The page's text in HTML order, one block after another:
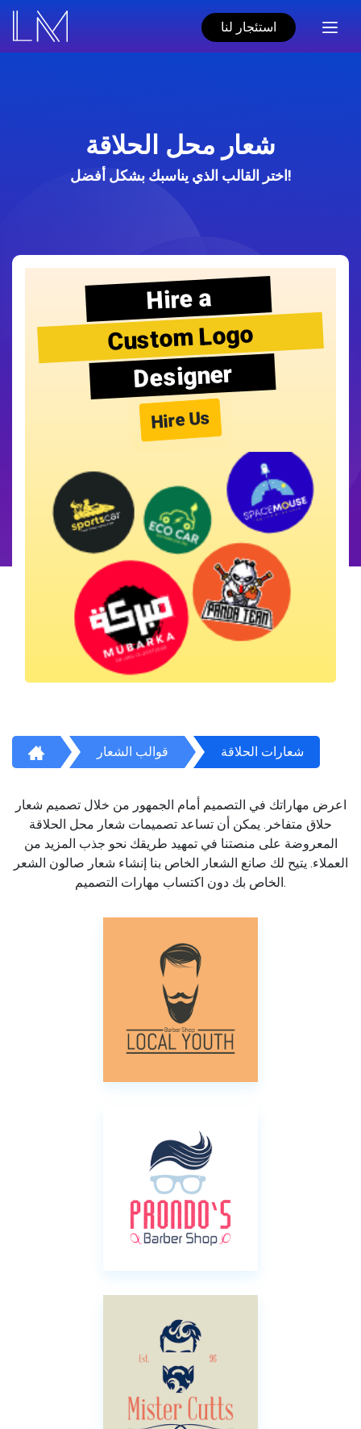
استئجار لنا
شعار محل الحلاقة
اختر القالب الذي يناسبك بشكل أفضل!
Hire a
Custom Logo
Designer
Hire Us
قوالب الشعار شعارات الحلاقة
اعرض مهاراتك في التصميم أمام الجمهور من خلال تصميم شعار
حلاق متفاخر. يمكن أن تساعد تصميمات شعار محل الحلاقة
المعروضة على منصتنا في تمهيد طريقك نحو جذب المزيد من
العملاء. يتيح لك صانع الشعار الخاص بنا إنشاء شعار صالون الشعر
الخاص بك دون اكتساب مهارات التصميم.